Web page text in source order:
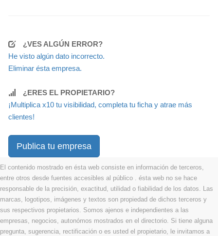
¿VES ALGÚN ERROR?
He visto algún dato incorrecto.
Eliminar ésta empresa.
¿ERES EL PROPIETARIO?
¡Multiplica x10 tu visibilidad, completa tu ficha y atrae más
clientes!
Publica tu empresa
El contenido mostrado en ésta web consiste en información de terceros,
entre otros desde fuentes accesibles al público . ésta web no se hace
responsable de la precisión, exactitud, utilidad o fiabilidad de los datos. Las
marcas, logotipos, imágenes y textos son propiedad de dichos terceros y
sus respectivos propietarios. Somos ajenos e independientes a las
empresas, negocios, autonómos mostrados en el directorio. Si tiene alguna
pregunta, sugerencia, rectificación o es usted el propietario, le invitamos a